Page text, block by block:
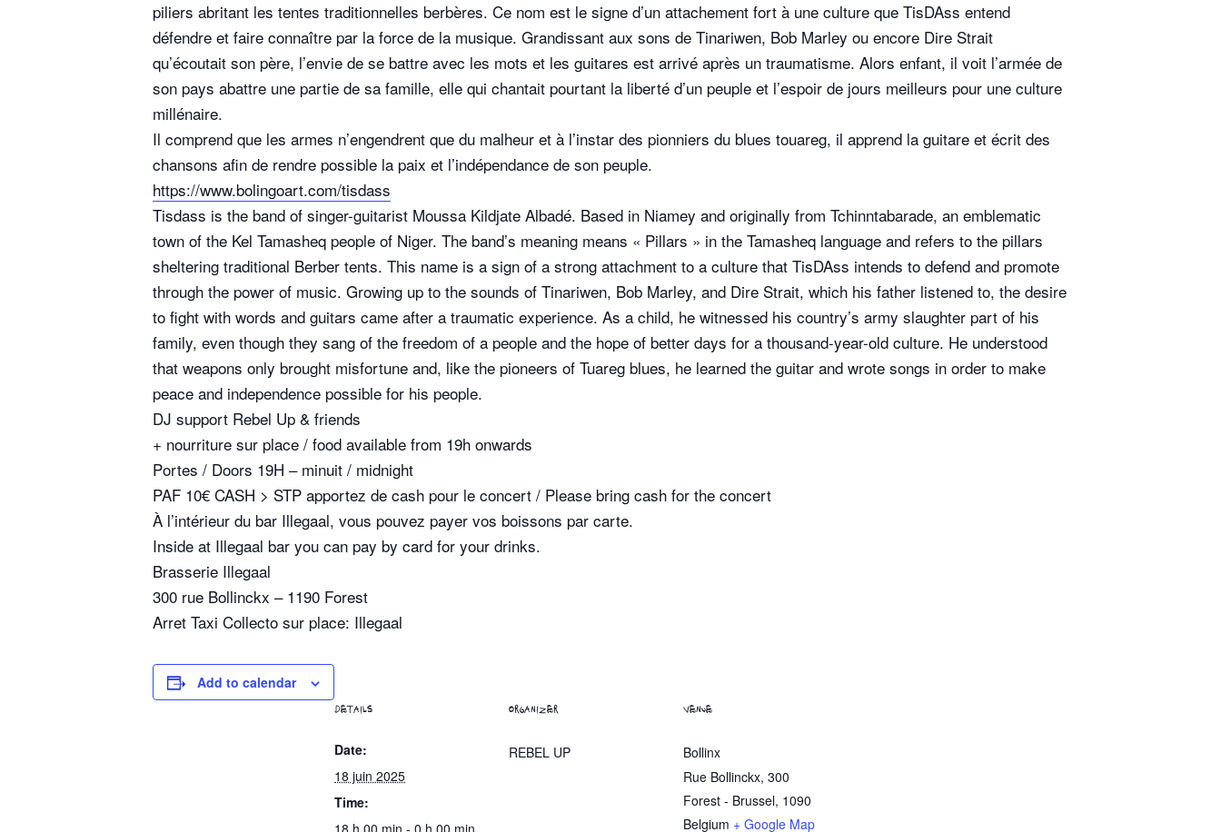
piliers abritant les tentes traditionnelles berbères. Ce nom est le signe d’un attachement fort à une culture que TisDAss entend
défendre et faire connaître par la force de la musique. Grandissant aux sons de Tinariwen, Bob Marley ou encore Dire Strait
qu’écoutait son père, l’envie de se battre avec les mots et les guitares est arrivé après un traumatisme. Alors enfant, il voit l’armée de
son pays abattre une partie de sa famille, elle qui chantait pourtant la liberté d’un peuple et l’espoir de jours meilleurs pour une culture
millénaire.
Il comprend que les armes n’engendrent que du malheur et à l’instar des pionniers du blues touareg, il apprend la guitare et écrit des
chansons afin de rendre possible la paix et l’indépendance de son peuple.
https://www.bolingoart.com/tisdass
Tisdass is the band of singer-guitarist Moussa Kildjate Albadé. Based in Niamey and originally from Tchinntabarade, an emblematic
town of the Kel Tamasheq people of Niger. The band’s meaning means « Pillars » in the Tamasheq language and refers to the pillars
sheltering traditional Berber tents. This name is a sign of a strong attachment to a culture that TisDAss intends to defend and promote
through the power of music. Growing up to the sounds of Tinariwen, Bob Marley, and Dire Strait, which his father listened to, the desire
to fight with words and guitars came after a traumatic experience. As a child, he witnessed his country’s army slaughter part of his
family, even though they sang of the freedom of a people and the hope of better days for a thousand-year-old culture. He understood
that weapons only brought misfortune and, like the pioneers of Tuareg blues, he learned the guitar and wrote songs in order to make
peace and independence possible for his people.
DJ support Rebel Up & friends
+ nourriture sur place / food available from 19h onwards
Portes / Doors 19H – minuit / midnight
PAF 10€ CASH > STP apportez de cash pour le concert / Please bring cash for the concert
À l’intérieur du bar Illegaal, vous pouvez payer vos boissons par carte.
Inside at Illegaal bar you can pay by card for your drinks.
Brasserie Illegaal
300 rue Bollinckx – 1190 Forest
Arret Taxi Collecto sur place: Illegaal
Add to calendar
DETAILS
Date:
18 juin 2025
Time:
ORGANIZER
REBEL UP
VENUE
Bollinx
Rue Bollinckx, 300
Forest - Brussel, 1090
Belgium + Google Map